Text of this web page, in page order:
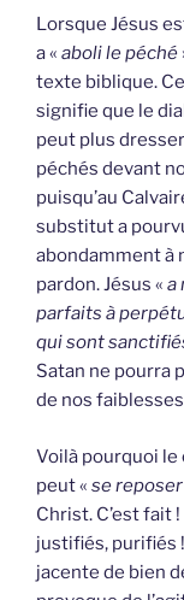
Lorsque Jésus
a « aboli le péché
texte biblique.
signifie que le
peut plus
péchés devant
puisqu’au
substitut a
abondamment à
pardon. Jésus « a
parfaits à
qui sont
Satan ne pourra
de nos
Voilà pourquoi le
peut « se reposer
Christ. C’est fait
justifiés, purifiés
jacente de bien